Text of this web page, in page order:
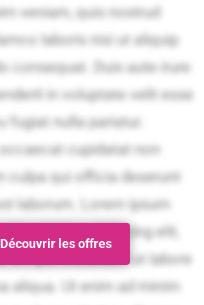
Découvrir les offres